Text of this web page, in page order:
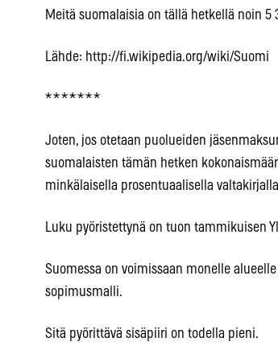
Meitä suomalaisia on tällä hetkellä noin 5
Lähde: http://fi.wikipedia.org/wiki/Suomi
* * * * * * *
Joten, jos otetaan puolueiden
suomalaisten tämän hetken
minkälaisella prosentuaalisella
Luku pyöristettynä on tuon tammikuisen
Suomessa on voimissaan monelle
sopimusmalli.
Sitä pyörittävä sisäpiiri on todella pieni.